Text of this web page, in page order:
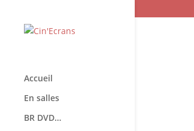
Accueil
En salles
BR DVD…